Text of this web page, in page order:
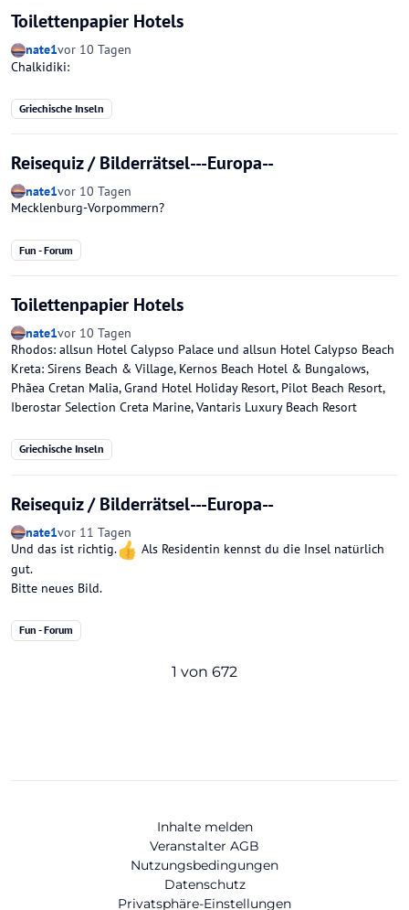
Toilettenpapier Hotels
nate1vor 10 Tagen
Chalkidiki:
Griechische Inseln
Reisequiz / Bilderrätsel---Europa--
nate1vor 10 Tagen
Mecklenburg-Vorpommern?
Fun - Forum
Toilettenpapier Hotels
nate1vor 10 Tagen
Rhodos: allsun Hotel Calypso Palace und allsun Hotel Calypso Beach
Kreta: Sirens Beach & Village, Kernos Beach Hotel & Bungalows,
Phãea Cretan Malia, Grand Hotel Holiday Resort, Pilot Beach Resort,
Iberostar Selection Creta Marine, Vantaris Luxury Beach Resort
Griechische Inseln
Reisequiz / Bilderrätsel---Europa--
nate1vor 11 Tagen
Und das ist richtig.
Als Residentin kennst du die Insel natürlich
gut.
Bitte neues Bild.
Fun - Forum
1 von 672
Inhalte melden
Veranstalter AGB
Nutzungsbedingungen
Datenschutz
Privatsphäre-Einstellungen